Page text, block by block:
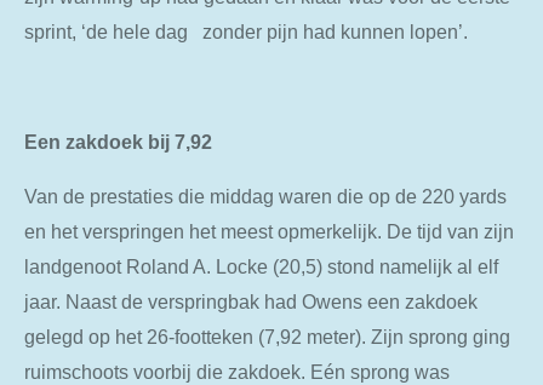
sprint, ‘de hele dag zonder pijn had kunnen lopen’.
Een zakdoek bij 7,92
Van de prestaties die middag waren die op de 220 yards
en het verspringen het meest opmerkelijk. De tijd van zijn
landgenoot Roland A. Locke (20,5) stond namelijk al elf
jaar. Naast de verspringbak had Owens een zakdoek
gelegd op het 26-footteken (7,92 meter). Zijn sprong ging
ruimschoots voorbij die zakdoek. Eén sprong was